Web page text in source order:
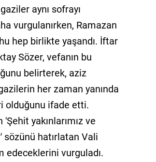
aynı sofrayı
vurgulanırken, Ramazan
hep birlikte yaşandı. İftar
Sözer, vefanın bu
belirterek, aziz
her zaman yanında
olduğunu ifade etti.
yakınlarımız ve
hatırlatan Vali
edeceklerini vurguladı.